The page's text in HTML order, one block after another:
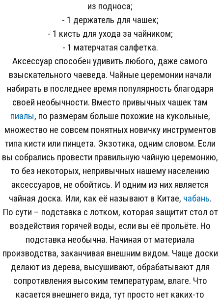
из подноса;
- 1 держатель для чашек;
- 1 кисть для ухода за чайником;
- 1 матерчатая салфетка.
Аксессуар способен удивить любого, даже самого
взыскательного чаеведа. Чайные церемонии начали
набирать в последнее время популярность благодаря
своей необычности. Вместо привычных чашек там
пиалы, по размерам больше похожие на кукольные,
множество не совсем понятных новичку инструментов
типа кисти или пинцета. Экзотика, одним словом. Если
вы собрались провести правильную чайную церемонию,
то без некоторых, непривычных нашему населению
аксессуаров, не обойтись. И одним из них является
чайная доска. Или, как её называют в Китае, чабань.
По сути – подставка с лотком, которая защитит стол от
воздействия горячей воды, если вы её прольёте. Но
подставка необычна. Начиная от материала
производства, заканчивая внешним видом. Чаще доски
делают из дерева, высушивают, обрабатывают для
сопротивления высоким температурам, влаге. Что
касается внешнего вида, тут просто нет каких-то